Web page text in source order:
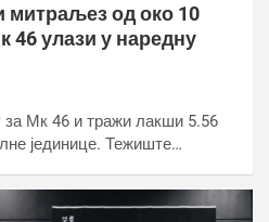
од око 10
46 улази у наредну
Мк 46 и тражи лакши 5.56
јединице. Тежиште…